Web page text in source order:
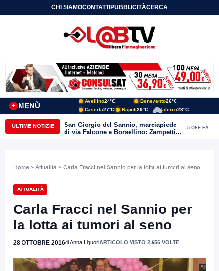
CHI SIAMOCONTATTIPUBBLICITÀCERCA
MENÙ
+
Avellino24°C Benevento26°C
Caserta27°C Napoli29°C Salerno28°C
ULTIME NOTIZIE
San Giorgio del Sannio, marciapiede
di via Falcone e Borsellino: Zampetti e
Lombardi replicano alle polemiche
5 ORE FA
Home >Attualità > Carla Fracci nel Sannio per la lotta ai tumori al seno
ATTUALITÀ
Carla Fracci nel Sannio per
la lotta ai tumori al seno
28 OTTOBRE 2016di Anna LiguoriARTICOLO VISTO 2.656 VOLTE